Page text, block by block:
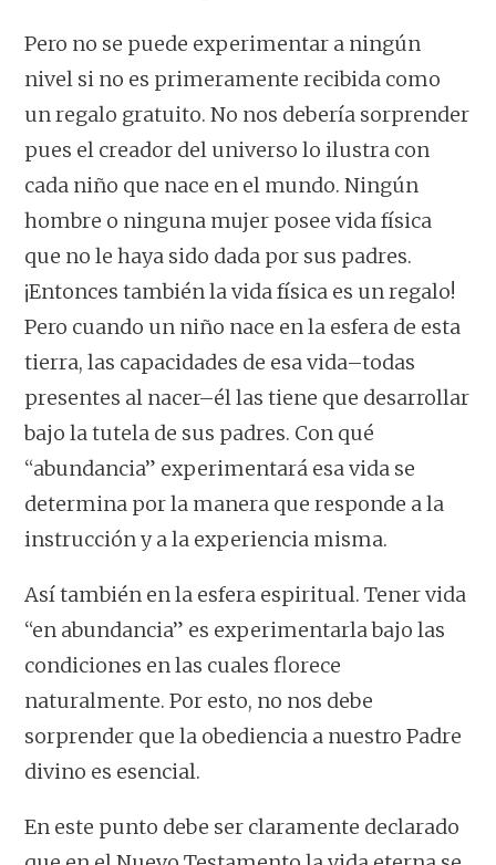
Pero no se puede experimentar a ningún
nivel si no es primeramente recibida como
un regalo gratuito. No nos debería sorprender
pues el creador del universo lo ilustra con
cada niño que nace en el mundo. Ningún
hombre o ninguna mujer posee vida física
que no le haya sido dada por sus padres.
¡Entonces también la vida física es un regalo!
Pero cuando un niño nace en la esfera de esta
tierra, las capacidades de esa vida–todas
presentes al nacer–él las tiene que desarrollar
bajo la tutela de sus padres. Con qué
“abundancia” experimentará esa vida se
determina por la manera que responde a la
instrucción y a la experiencia misma.
Así también en la esfera espiritual. Tener vida
“en abundancia” es experimentarla bajo las
condiciones en las cuales florece
naturalmente. Por esto, no nos debe
sorprender que la obediencia a nuestro Padre
divino es esencial.
En este punto debe ser claramente declarado